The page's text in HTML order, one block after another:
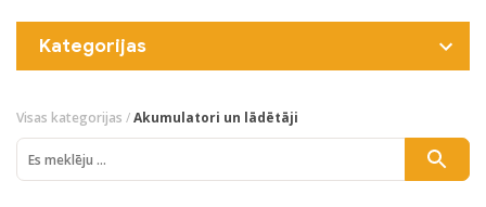
Kategorijas
Visas kategorijas /Akumulatori un lādētāji